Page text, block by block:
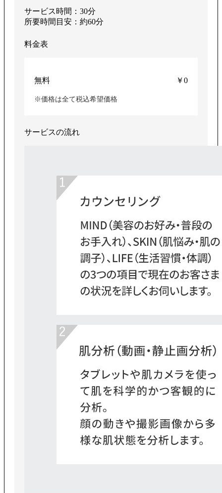
サービス時間：30分
所要時間目安：約60分
料金表
無料 ￥0
※価格は全て税込希望価格
サービスの流れ